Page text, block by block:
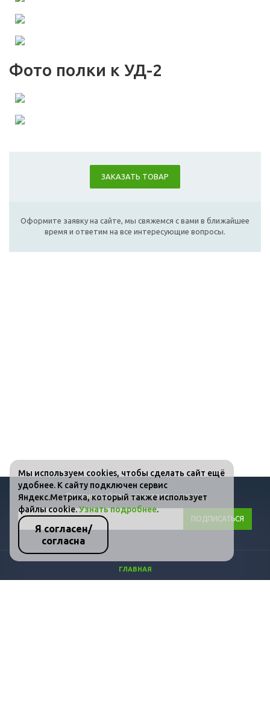
Фото полки к УД-2
ЗАКАЗАТЬ ТОВАР
Оформите заявку на сайте, мы свяжемся с вами в ближайшее
время и ответим на все интересующие вопросы.
Подписывайтесь на новости и акции:
ГЛАВНАЯ
Мы используем cookies, чтобы сделать сайт ещё
удобнее. К сайту подключен сервис
Яндекс.Метрика, который также использует
файлы cookie.Узнать подробнее.
Я согласен/
согласна